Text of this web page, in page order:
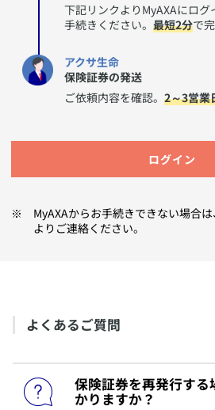
下記リンクよりMyAXAにロ
手続きください。最短2分で
アクサ生命
保険証券の発送
ご依頼内容を確認。2～3営業
​ログイン
​MyAXAからお手続きできない場合は
よりご連絡ください。
​よくあるご質問
保険証券を再発行する
かりますか？